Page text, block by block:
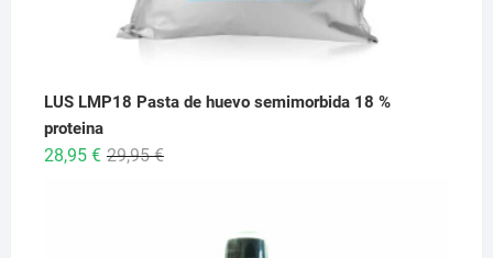
LUS LMP18 Pasta de huevo semimorbida 18 %
proteina
29,95€El
28,95 €
El